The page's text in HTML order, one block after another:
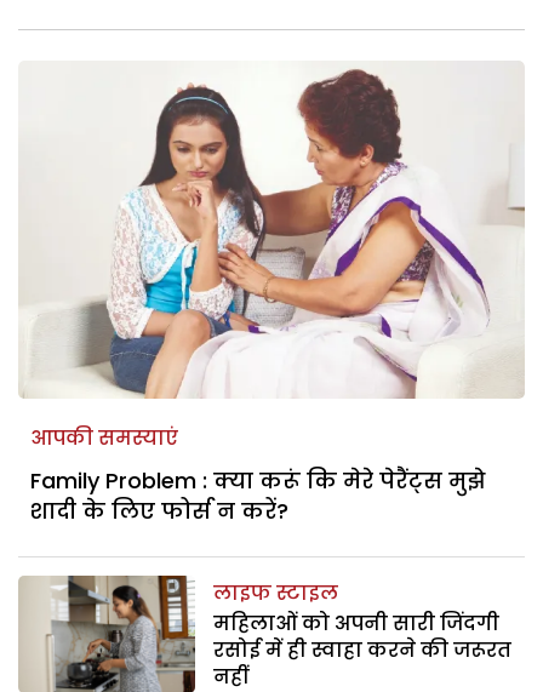
आपकी समस्याएं
Family Problem : क्या करूं कि मेरे पेरैंट्स मुझे
शादी के लिए फोर्स न करें?
लाइफ स्टाइल
महिलाओं को अपनी सारी जिंदगी
रसोई में ही स्वाहा करने की जरूरत
नहीं